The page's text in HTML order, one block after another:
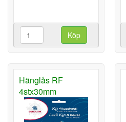
Köp
Hänglås RF
4stx30mm